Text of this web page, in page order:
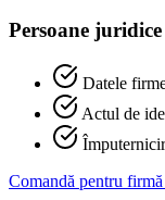
Persoane juridice
Datele
Actul de
Comandă pentru